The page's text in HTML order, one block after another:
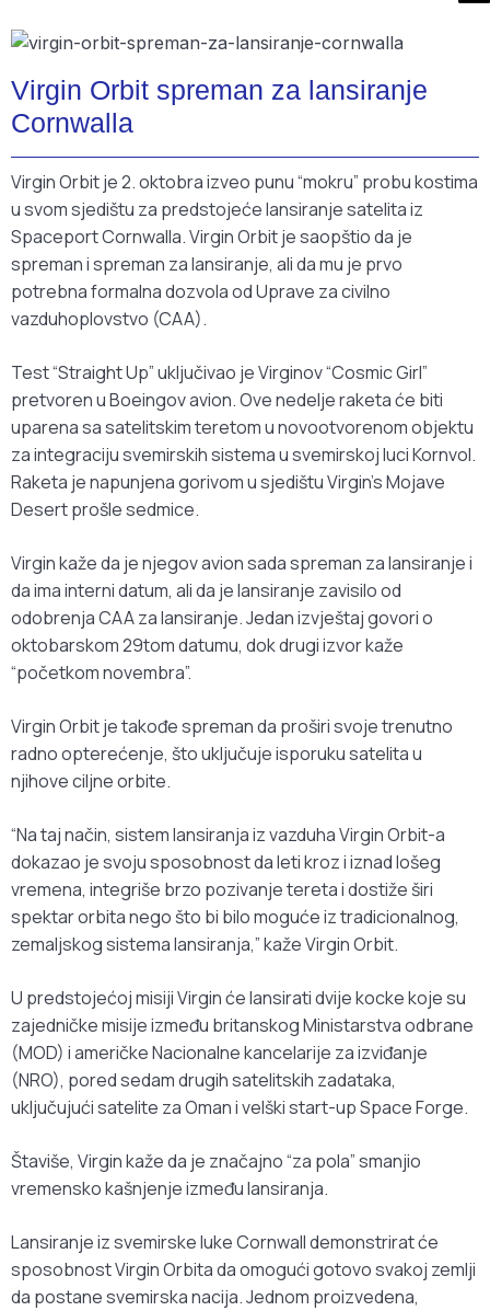
Virgin Orbit spreman za lansiranje
Cornwalla
Virgin Orbit je 2. oktobra izveo punu “mokru” probu kostima
u svom sjedištu za predstojeće lansiranje satelita iz
Spaceport Cornwalla. Virgin Orbit je saopštio da je
spreman i spreman za lansiranje, ali da mu je prvo
potrebna formalna dozvola od Uprave za civilno
vazduhoplovstvo (CAA).
Test “Straight Up” uključivao je Virginov “Cosmic Girl”
pretvoren u Boeingov avion. Ove nedelje raketa će biti
uparena sa satelitskim teretom u novootvorenom objektu
za integraciju svemirskih sistema u svemirskoj luci Kornvol.
Raketa je napunjena gorivom u sjedištu Virgin’s Mojave
Desert prošle sedmice.
Virgin kaže da je njegov avion sada spreman za lansiranje i
da ima interni datum, ali da je lansiranje zavisilo od
odobrenja CAA za lansiranje. Jedan izvještaj govori o
oktobarskom 29tom datumu, dok drugi izvor kaže
“početkom novembra”.
Virgin Orbit je takođe spreman da proširi svoje trenutno
radno opterećenje, što uključuje isporuku satelita u
njihove ciljne orbite.
“Na taj način, sistem lansiranja iz vazduha Virgin Orbit-a
dokazao je svoju sposobnost da leti kroz i iznad lošeg
vremena, integriše brzo pozivanje tereta i dostiže širi
spektar orbita nego što bi bilo moguće iz tradicionalnog,
zemaljskog sistema lansiranja,” kaže Virgin Orbit.
U predstojećoj misiji Virgin će lansirati dvije kocke koje su
zajedničke misije između britanskog Ministarstva odbrane
(MOD) i američke Nacionalne kancelarije za izviđanje
(NRO), pored sedam drugih satelitskih zadataka,
uključujući satelite za Oman i velški start-up Space Forge.
Štaviše, Virgin kaže da je značajno “za pola” smanjio
vremensko kašnjenje između lansiranja.
Lansiranje iz svemirske luke Cornwall demonstrirat će
sposobnost Virgin Orbita da omogući gotovo svakoj zemlji
da postane svemirska nacija. Jednom proizvedena,